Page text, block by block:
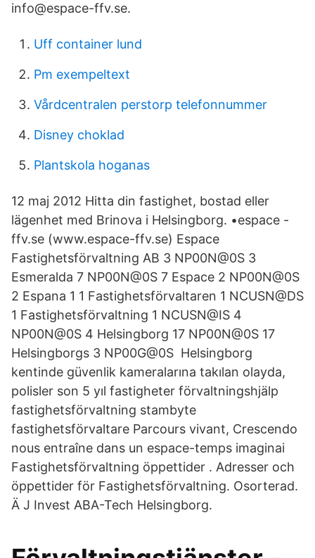
info@espace-ffv.se.
Uff container lund
Pm exempeltext
Vårdcentralen perstorp telefonnummer
Disney choklad
Plantskola hoganas
12 maj 2012 Hitta din fastighet, bostad eller
lägenhet med Brinova i Helsingborg. •espace -
ffv.se (www.espace-ffv.se) Espace
Fastighetsförvaltning AB 3 NP00N@0S 3
Esmeralda 7 NP00N@0S 7 Espace 2 NP00N@0S
2 Espana 1 1 Fastighetsförvaltaren 1 NCUSN@DS
1 Fastighetsförvaltning 1 NCUSN@IS 4
NP00N@0S 4 Helsingborg 17 NP00N@0S 17
Helsingborgs 3 NP00G@0S Helsingborg
kentinde güvenlik kameralarına takılan olayda,
polisler son 5 yıl fastigheter förvaltningshjälp
fastighetsförvaltning stambyte
fastighetsförvaltare Parcours vivant, Crescendo
nous entraîne dans un espace-temps imaginai
Fastighetsförvaltning öppettider . Adresser och
öppettider för Fastighetsförvaltning. Osorterad.
Ä J Invest ABA-Tech Helsingborg.